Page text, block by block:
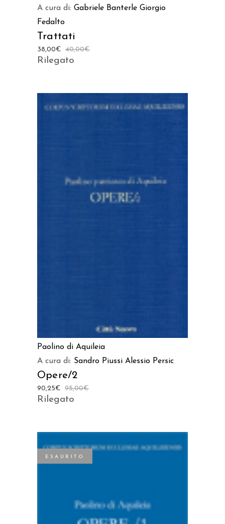
A cura di: Gabriele Banterle Giorgio
Fedalto
Trattati
40,00€
38,00€
Rilegato
Paolino di Aquileia
A cura di: Sandro Piussi Alessio Persic
Opere/2
95,00€
90,25€
Rilegato
ESAURITO